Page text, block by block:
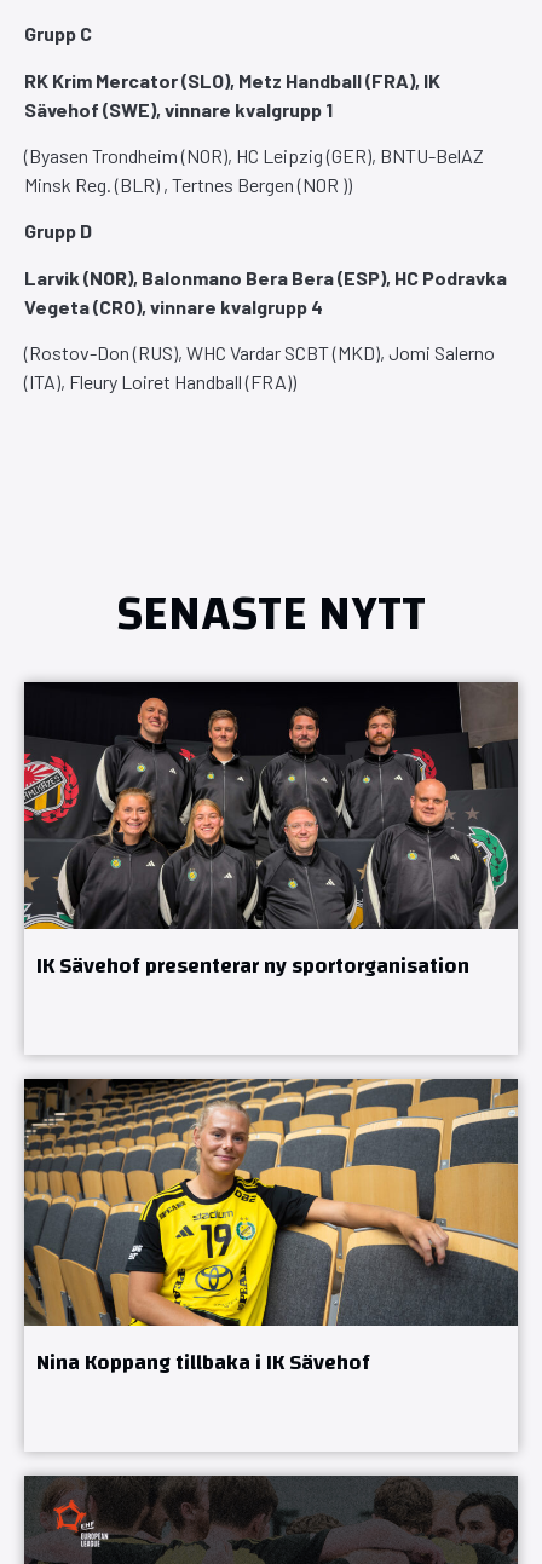
Grupp C
RK Krim Mercator (SLO), Metz Handball (FRA), IK
Sävehof (SWE), vinnare kvalgrupp 1
(Byasen Trondheim (NOR), HC Leipzig (GER), BNTU-BelAZ
Minsk Reg. (BLR) , Tertnes Bergen (NOR ))
Grupp D
Larvik (NOR), Balonmano Bera Bera (ESP), HC Podravka
Vegeta (CRO), vinnare kvalgrupp 4
(Rostov-Don (RUS), WHC Vardar SCBT (MKD), Jomi Salerno
(ITA), Fleury Loiret Handball (FRA))
SENASTE NYTT
IK Sävehof presenterar ny sportorganisation
Nina Koppang tillbaka i IK Sävehof